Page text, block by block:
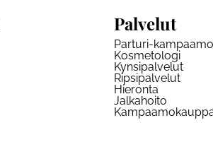
Palvelut
Parturi-kampaamo
Kosmetologi
Kynsipalvelut
Ripsipalvelut
Hieronta
Jalkahoito